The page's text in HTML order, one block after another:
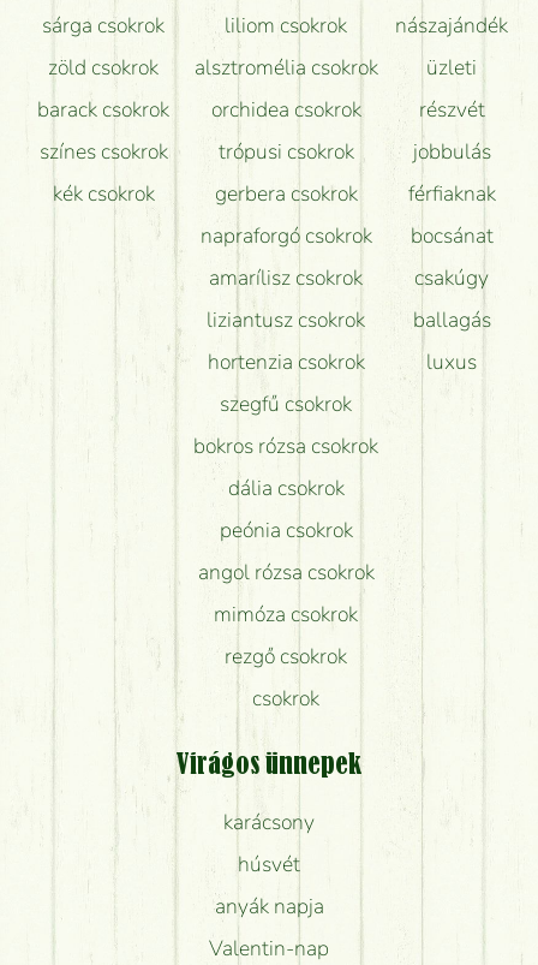
sárga csokrok
zöld csokrok
barack csokrok
színes csokrok
kék csokrok
liliom csokrok
alsztromélia csokrok
orchidea csokrok
trópusi csokrok
gerbera csokrok
napraforgó csokrok
amarílisz csokrok
liziantusz csokrok
hortenzia csokrok
szegfű csokrok
bokros rózsa csokrok
dália csokrok
peónia csokrok
angol rózsa csokrok
mimóza csokrok
rezgő csokrok
csokrok
nászajándék
üzleti
részvét
jobbulás
férfiaknak
bocsánat
csakúgy
ballagás
luxus
Virágos ünnepek
karácsony
húsvét
anyák napja
Valentin-nap